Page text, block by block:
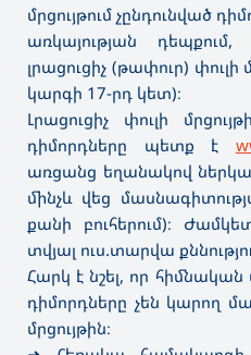
մրցույթում չընդունված
առկայության
լրացուցիչ (թափուր) փուլի
կարգի 17-րդ կետ)։
Լրացուցիչ փուլի
դիմորդները պետք է
առցանց եղանակով
մինչև վեց
քանի բուհերում)։
տվյալ ուս.տարվա
Հարկ է նշել, որ
դիմորդները չեն կարող
մրցույթին։